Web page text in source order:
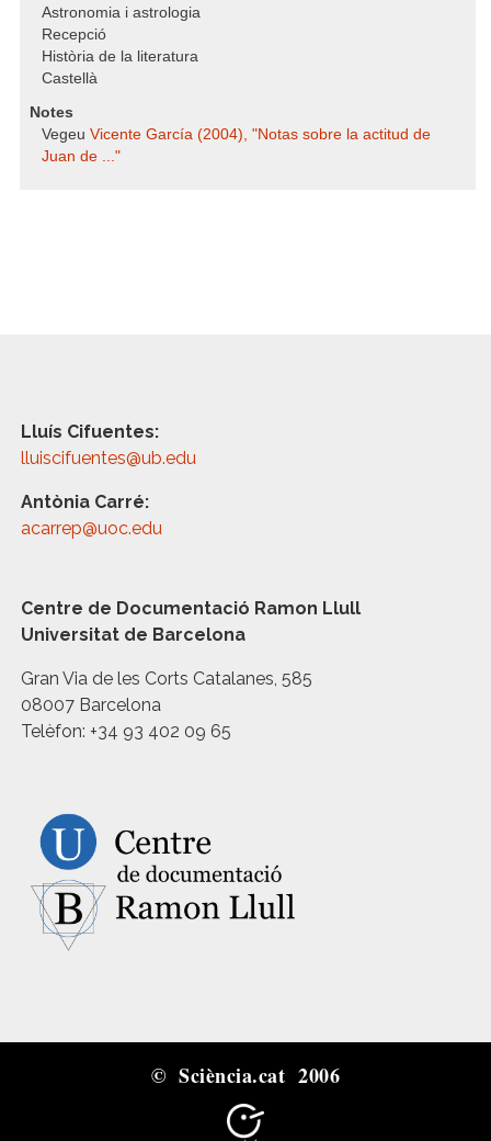
Astronomia i astrologia
Recepció
Història de la literatura
Castellà
Notes
Vegeu Vicente García (2004), "Notas sobre la actitud de
Juan de ..."
Lluís Cifuentes:
lluiscifuentes@ub.edu
Antònia Carré:
acarrep@uoc.edu
Centre de Documentació Ramon Llull
Universitat de Barcelona
Gran Via de les Corts Catalanes, 585
08007 Barcelona
Telèfon: +34 93 402 09 65
© Sciència.cat 2006